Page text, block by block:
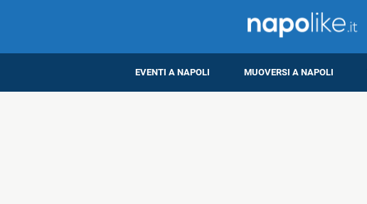
EVENTI A NAPOLI MUOVERSI A NAPOLI